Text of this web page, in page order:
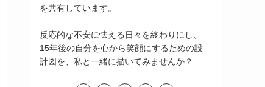
を共有しています。
反応的な不安に怯える日々を終わりにし、
15年後の自分を心から笑顔にするための設
計図を、私と一緒に描いてみませんか？